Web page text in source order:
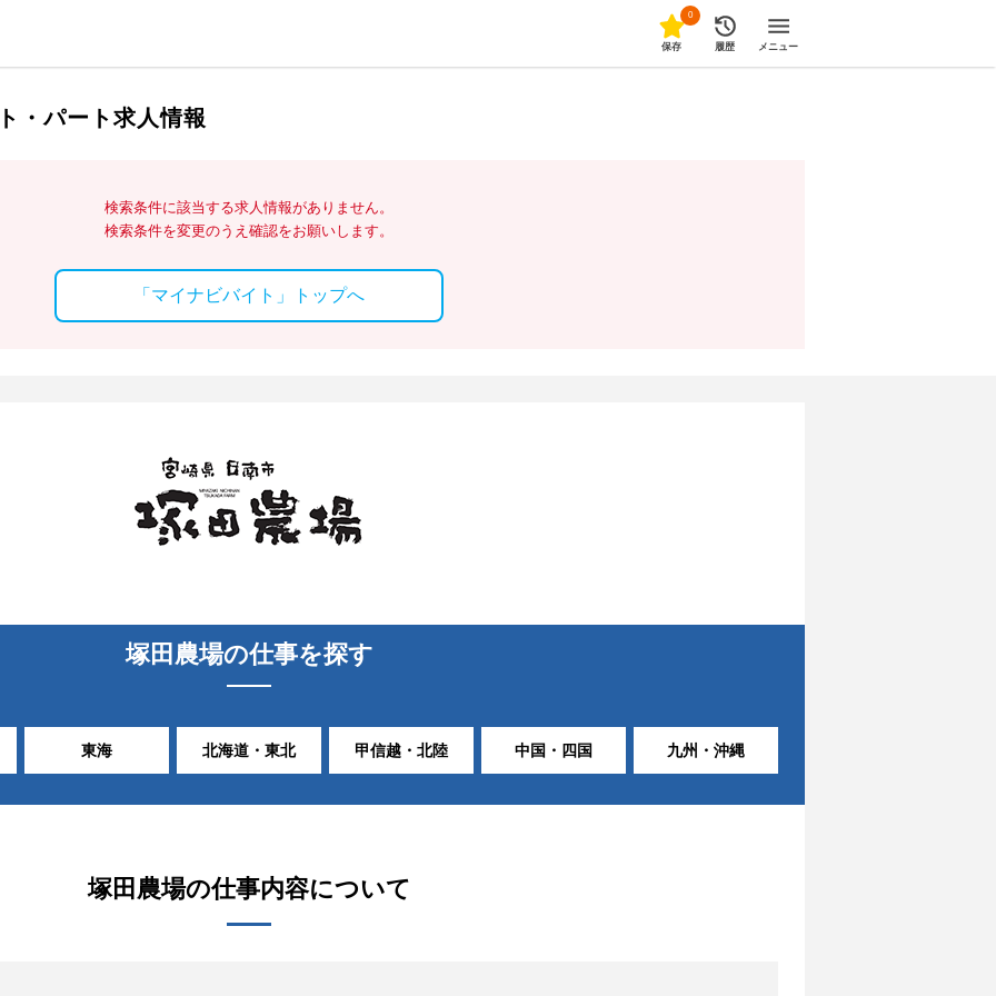
0
保存 履歴 メニュー
・パート求人情報
検索条件に該当する求人情報がありません。
検索条件を変更のうえ確認をお願いします。
「マイナビバイト」トップへ
塚田農場の仕事を探す
東海 北海道・東北 甲信越・北陸 中国・四国 九州・沖縄
塚田農場の仕事内容について